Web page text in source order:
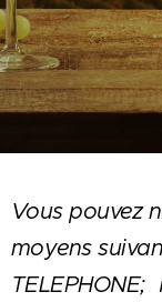
Vous pouvez
moyens